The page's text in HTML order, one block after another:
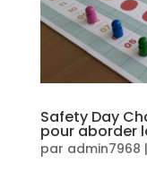
Safety Day
pour aborder
par admin7968 |